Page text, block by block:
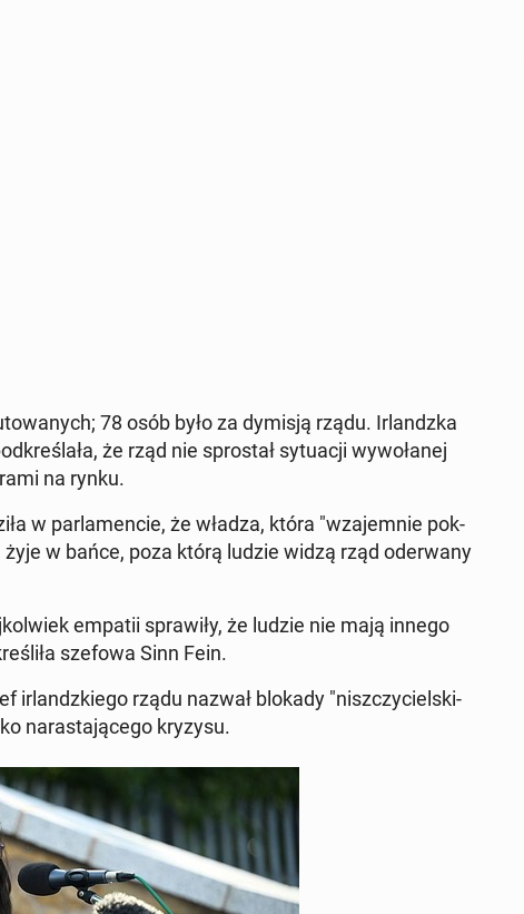
78 osób było za dymisją rządu. Ir­landz­ka
że rząd nie sprostał sytu­acji wywołanej
na rynku.
w par­la­men­cie, że władza, która "wza­jem­nie pok­
w bańce, poza którą ludzie widzą rząd oder­wany
empatii spraw­iły, że ludzie nie mają innego
szefowa Sinn Fein.
ir­landzkiego rządu nazwał blokady "niszczy­ciel­ski­
naras­ta­jącego kryzysu.